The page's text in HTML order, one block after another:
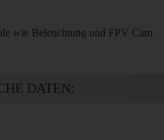
wie Beleuchtung und FPV Cam
DATEN: